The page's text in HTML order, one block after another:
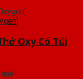
Oxy Có Túi